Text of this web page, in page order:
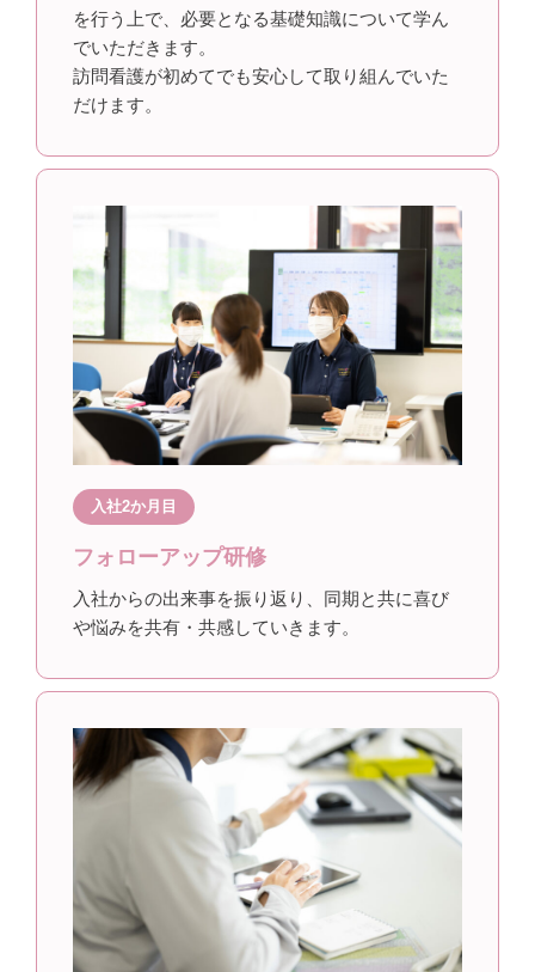
を行う上で、必要となる基礎知識について学ん
でいただきます。
訪問看護が初めてでも安心して取り組んでいた
だけます。
入社2か月目
フォローアップ研修
入社からの出来事を振り返り、同期と共に喜び
や悩みを共有・共感していきます。